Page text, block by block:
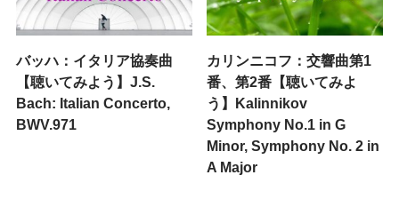
バッハ：イタリア協奏曲
【聴いてみよう】J.S.
Bach: Italian Concerto,
BWV.971
カリンニコフ：交響曲第1
番、第2番【聴いてみよ
う】Kalinnikov
Symphony No.1 in G
Minor, Symphony No. 2 in
A Major